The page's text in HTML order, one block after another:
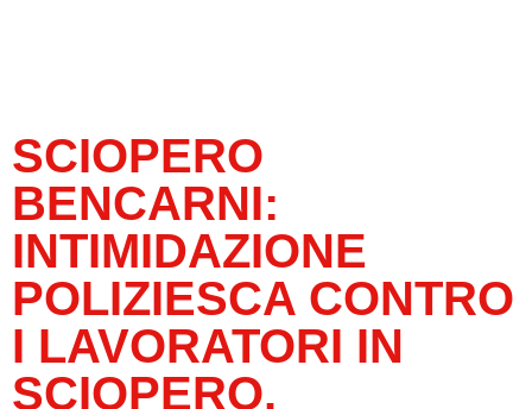
SCIOPERO
BENCARNI:
INTIMIDAZIONE
POLIZIESCA CONTRO
I LAVORATORI IN
SCIOPERO.